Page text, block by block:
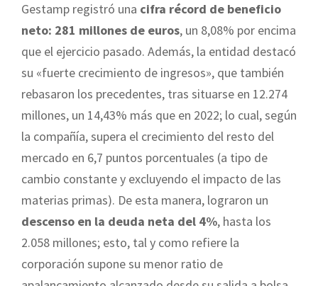
Gestamp registró una cifra récord de beneficio
neto: 281 millones de euros, un 8,08% por encima
que el ejercicio pasado. Además, la entidad destacó
su «fuerte crecimiento de ingresos», que también
rebasaron los precedentes, tras situarse en 12.274
millones, un 14,43% más que en 2022; lo cual, según
la compañía, supera el crecimiento del resto del
mercado en 6,7 puntos porcentuales (a tipo de
cambio constante y excluyendo el impacto de las
materias primas). De esta manera, lograron un
descenso en la deuda neta del 4%, hasta los
2.058 millones; esto, tal y como refiere la
corporación supone su menor ratio de